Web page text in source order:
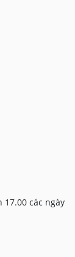
17.00 các ngày